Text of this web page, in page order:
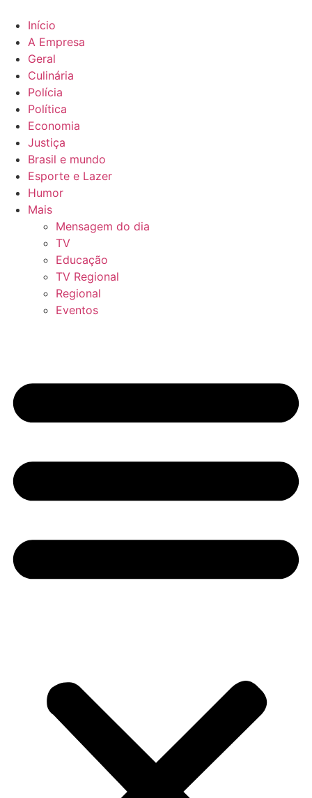
para
conteúdo
Início
A Empresa
Geral
Culinária
Polícia
Política
Economia
Justiça
Brasil e mundo
Esporte e Lazer
Humor
Mais
Mensagem do dia
TV
Educação
TV Regional
Regional
Eventos